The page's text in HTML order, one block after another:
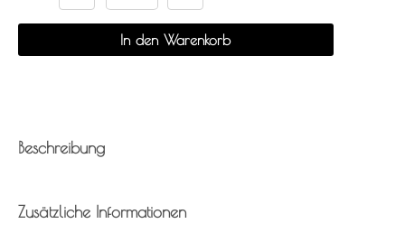
Dogs&Cat
Menge
In den Warenkorb
Beschreibung
Zusätzliche Informationen